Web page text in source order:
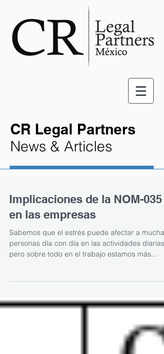
CR Legal Partners
News & Articles
Implicaciones de la NOM-035
en las empresas
Sabemos que el estrés puede afectar a muchas
personas día con día en las actividades diarias,
pero sobre todo en el trabajo estamos más...